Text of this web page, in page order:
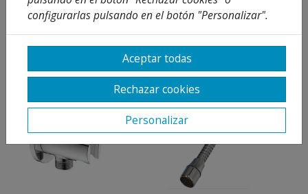
¡Este producto no tiene descripción!
RELACIONADOS
configurarlas pulsando en el botón "Personalizar".
Aceptar todas
Rechazar cookies
Personalizar